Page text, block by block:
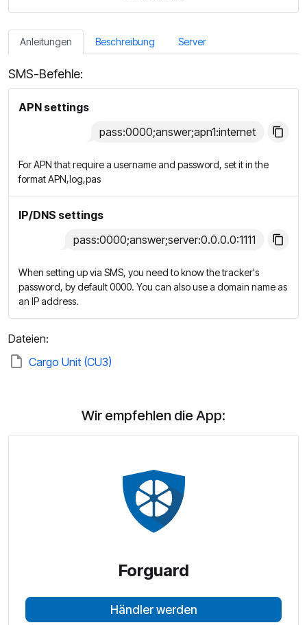
Anleitungen Beschreibung Server
SMS-Befehle:
APN settings
pass:0000;answer;apn1:internet
For APN that require a username and password, set it in the
format APN,log,pas
IP/DNS settings
pass:0000;answer;server:0.0.0.0:1111
When setting up via SMS, you need to know the tracker's
password, by default 0000. You can also use a domain name as
an IP address.
Dateien:
Cargo Unit (CU3)
Wir empfehlen die App:
Forguard
Händler werden